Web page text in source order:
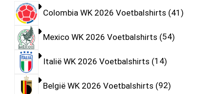
Colombia WK 2026 Voetbalshirts 41
Mexico WK 2026 Voetbalshirts 54
Italië WK 2026 Voetbalshirts 14
België WK 2026 Voetbalshirts 92